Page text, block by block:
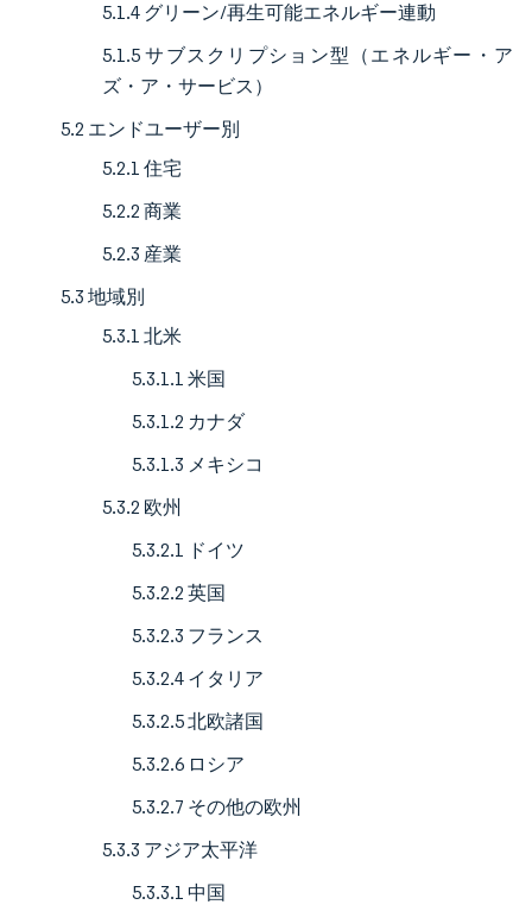
5.1.4 グリーン/再生可能エネルギー連動
5.1.5 サブスクリプション型（エネルギー・ア
ズ・ア・サービス）
5.2 エンドユーザー別
5.2.1 住宅
5.2.2 商業
5.2.3 産業
5.3 地域別
5.3.1 北米
5.3.1.1 米国
5.3.1.2 カナダ
5.3.1.3 メキシコ
5.3.2 欧州
5.3.2.1 ドイツ
5.3.2.2 英国
5.3.2.3 フランス
5.3.2.4 イタリア
5.3.2.5 北欧諸国
5.3.2.6 ロシア
5.3.2.7 その他の欧州
5.3.3 アジア太平洋
5.3.3.1 中国